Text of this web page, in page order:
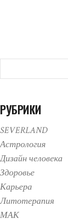
РУБРИКИ
SEVERLAND
Астрология
Дизайн человека
Здоровье
Карьера
Литотерапия
МАК